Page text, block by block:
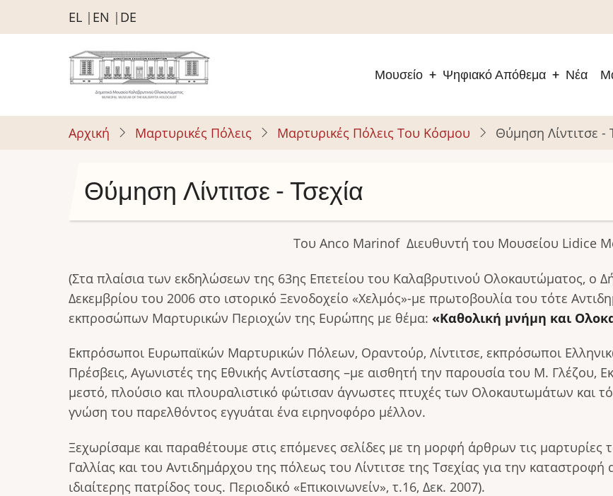
Παράκαμψη
προς
περιεχόμενο
EL EN DE
Μουσείο Ψηφιακό Απόθεμα Νέα
Αρχική Μαρτυρικές Πόλεις Μαρτυρικές Πόλεις Του Κόσμου Θύμηση Λίντιτσε -
Θύμηση Λίντιτσε - Τσεχία
Του Anco Marinof Διευθυντή του Μουσείου Lidice
(Στα πλαίσια των εκδηλώσεων της 63ης Επετείου του Καλαβρυτινού Ολοκαυτώματος, ο
Δεκεμβρίου του 2006 στο ιστορικό Ξενοδοχείο «Χελμός»-με πρωτοβουλία του τότε
εκπροσώπων Μαρτυρικών Περιοχών της Ευρώπης με θέμα: «Καθολική μνήμη και
Εκπρόσωποι Ευρωπαϊκών Μαρτυρικών Πόλεων, Οραντούρ, Λίντιτσε, εκπρόσωποι
Πρέσβεις, Αγωνιστές της Εθνικής Αντίστασης –με αισθητή την παρουσία του Μ. Γλέζου,
μεστό, πλούσιο και πλουραλιστικό φώτισαν άγνωστες πτυχές των Ολοκαυτωμάτων και
γνώση του παρελθόντος εγγυάται ένα ειρηνοφόρο μέλλον.
Ξεχωρίσαμε και παραθέτουμε στις επόμενες σελίδες με τη μορφή άρθρων τις
Γαλλίας και του Αντιδημάρχου της πόλεως του Λίντιτσε της Τσεχίας για την
ιδιαίτερης πατρίδος τους. Περιοδικό «Επικοινωνείν», τ.16, Δεκ. 2007).